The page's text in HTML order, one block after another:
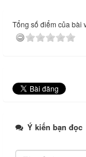
Tổng số điểm của bài
Ý kiến bạn đọc